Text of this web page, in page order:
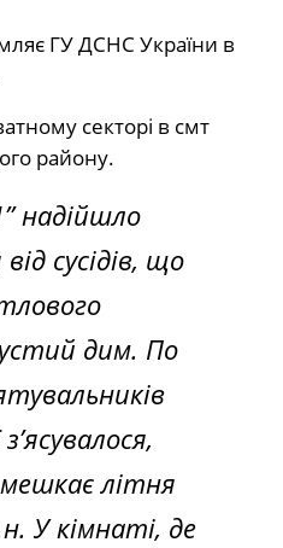
ГУ ДСНС України в
секторі в смт
району.
надійшло
сусідів, що
дим. По
літня
У кімнаті, де